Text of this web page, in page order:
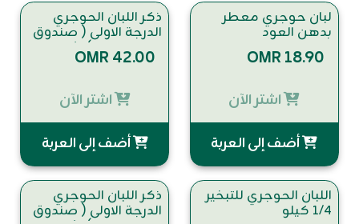
لبان حوجري معطر
بدهن العود
OMR 18.90
اشتر الآن
أضف إلى العربة
ذكر اللبان الحوجري
الدرجة الاولى ( صندوق
قافلة اللبان ) ١/٢ كيلو
OMR 42.00
اشتر الآن
أضف إلى العربة
اللبان الحوجري للتبخير
١/٤ كيلو
ذكر اللبان الحوجري
الدرجة الاولى ( صندوق